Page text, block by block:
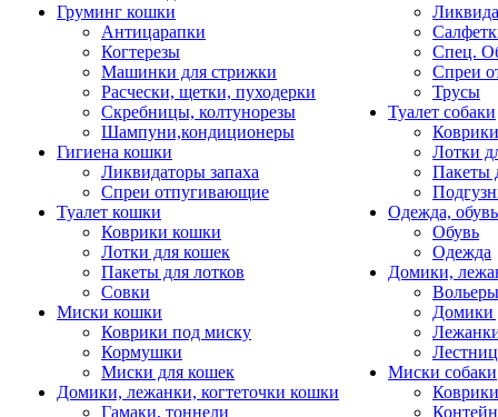
Груминг кошки
Антицарапки
Когтерезы
Машинки для стрижки
Расчески, щетки, пуходерки
Скребницы, колтунорезы
Шампуни,кондиционеры
Гигиена кошки
Ликвидаторы запаха
Спреи отпугивающие
Туалет кошки
Коврики кошки
Лотки для кошек
Пакеты для лотков
Совки
Миски кошки
Коврики под миску
Кормушки
Миски для кошек
Домики, лежанки, когтеточки кошки
Гамаки, тоннели
Спец.
Спреи
Трусы
Туалет собаки
Коврики
Лотки
Пакеты
Одежда, обувь
Обувь
Одежда
Домики,
Домики
Миски собаки